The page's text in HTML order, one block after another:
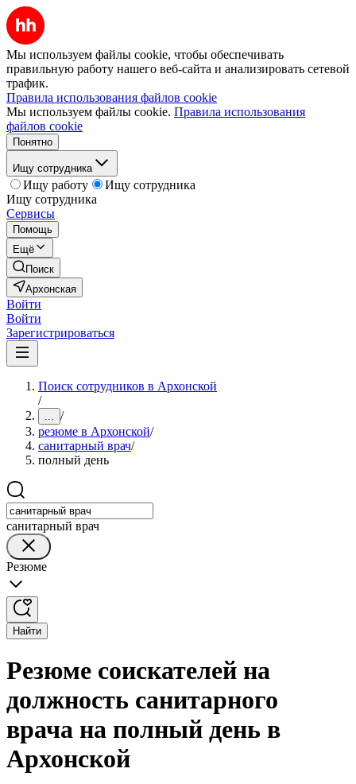
Мы используем файлы cookie, чтобы обеспечивать
правильную работу нашего веб-сайта и анализировать сетевой
трафик.
Правила использования файлов cookie
Мы используем файлы cookie. Правила использования
файлов cookie
Понятно
Ищу сотрудника
Ищу работу
Ищу сотрудника
Ищу сотрудника
Сервисы
Помощь
Ещё
Поиск
Архонская
Войти
Войти
Зарегистрироваться
Поиск сотрудников в Архонской
/
... /
резюме в Архонской/
санитарный врач/
полный день
санитарный врач
Резюме
Найти
Резюме соискателей на
должность санитарного
врача на полный день в
Архонской